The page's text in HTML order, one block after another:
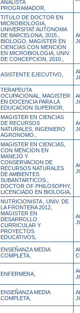
ANALISTA
PROGRAMADOR,
TITULO DE DOCTOR EN
MICROBIOLOGIA,
UNIVERSITAT AUTONOMA
DE BARCELONA, 2015.,
BIOLOGO, MAGISTER EN
CIENCIAS CON MENCION
EN MICROBIOLOGIA, UNIV.
DE CONCEPCION, 2010.,
ASISTENTE EJECUTIVO,
TERAPEUTA
OCUPACIONAL, MAGISTER
EN DOCENCIA PARA LA
EDUCACION SUPERIOR,
MAGISTER EN CIENCIAS
DE RECURSOS
NATURALES, INGENIERO
AGRONOMO.,
MAGISTER EN CIENCIAS,
CON MENCION EN
MANEJO Y
CONSERVACION DE
RECURSOS NATURALES
DE AMBIENTES
SUBANTARTICOS.,
DOCTOR OF PHILOSOPHY,
LICENCIADO EN BIOLOGIA,
NUTRICIONISTA , UNIV. DE
LA FRONTERA 2012,
MAGISTER EN
DESARROLLO
CURRICULAR Y
PROYECTOS
EDUCATIVOS,
ENSEÑANZA MEDIA
COMPLETA,
ENFERMERA,
ENSEÑANZA MEDIA
COMPLETA,